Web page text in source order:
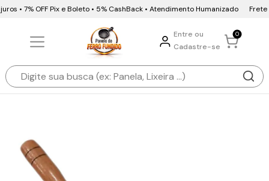
• 7% OFF Pix e Boleto • 5% CashBack • Atendimento Humanizado Frete
Entre ou
Cadastre-se
0